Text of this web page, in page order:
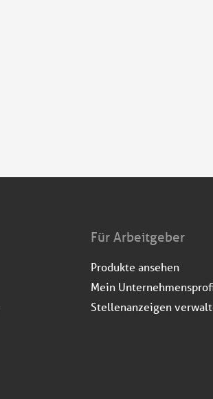
Für Arbeitgeber
Produkte ansehen
Mein
Stellenanzeigen